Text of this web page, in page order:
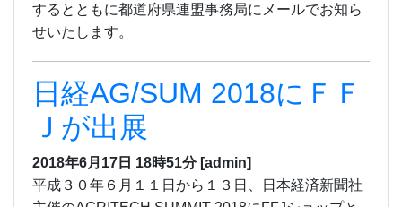
するとともに都道府県連盟事務局にメールでお知ら
せいたします。
日経AG/SUM 2018にＦＦ
Ｊが出展
2018年6月17日 18時51分 [admin]
平成３０年６月１１日から１３日、日本経済新聞社